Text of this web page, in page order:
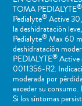
TOMA PEDIALYTE®
Pedialyte®Active 30,
la deshidratación
Pedialyte®Max 60
deshidratación
PEDIALYTE®Active
0011356-R2.
moderada por
exceder su
Si los síntomas